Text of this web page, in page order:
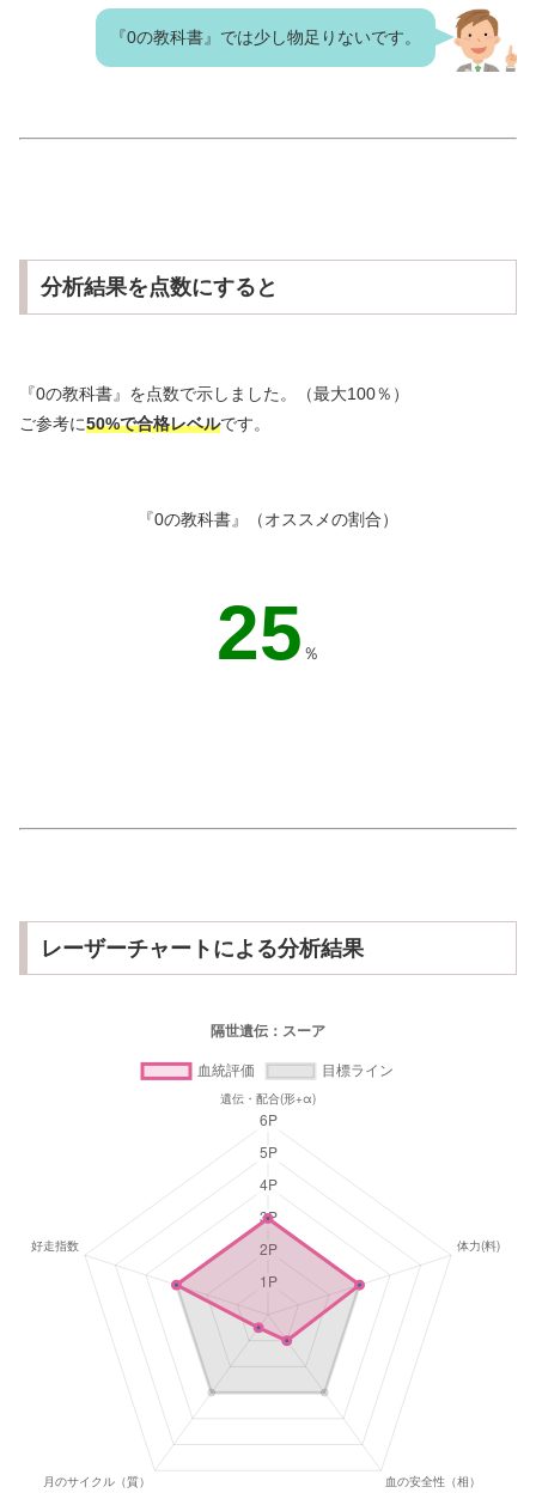
『0の教科書』では少し物足りないです。
分析結果を点数にすると
『0の教科書』を点数で示しました。（最大100％）
ご参考に50%で合格レベルです。
『0の教科書』（オススメの割合）
32 ％
レーザーチャートによる分析結果